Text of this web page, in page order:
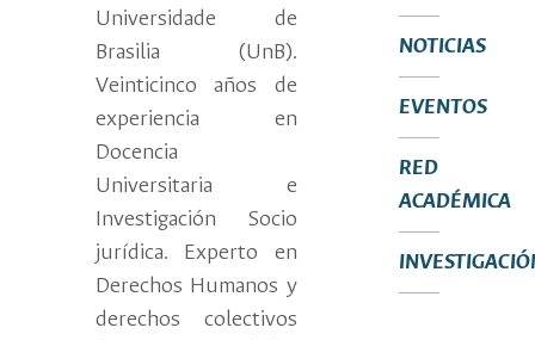
Universidade de
Brasilia (UnB).
Veinticinco años de
experiencia en
Docencia
Universitaria e
Investigación Socio
jurídica. Experto en
Derechos Humanos y
derechos colectivos
NOTICIAS
EVENTOS
RED
ACADÉMICA